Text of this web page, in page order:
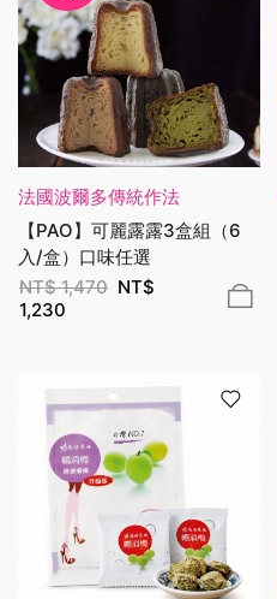
法國波爾多傳統作法
【PAO】可麗露露3盒組（6
入/盒）口味任選
NT$1,470 NT$
1,230